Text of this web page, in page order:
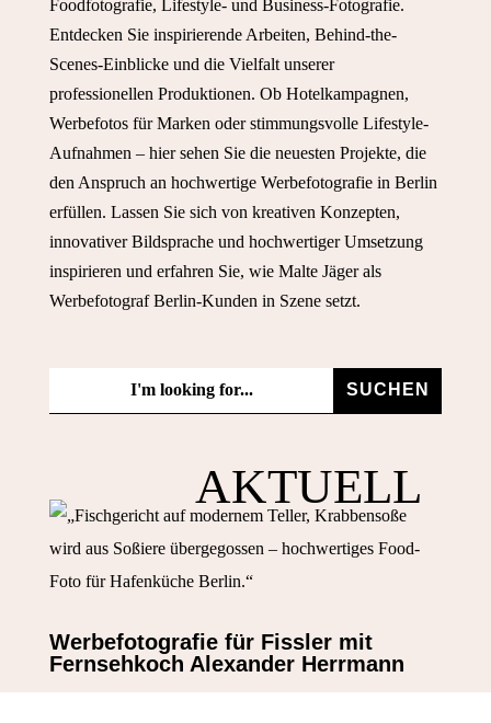
Foodfotografie, Lifestyle- und Business-Fotografie.
Entdecken Sie inspirierende Arbeiten, Behind-the-
Scenes-Einblicke und die Vielfalt unserer
professionellen Produktionen. Ob Hotelkampagnen,
Werbefotos für Marken oder stimmungsvolle Lifestyle-
Aufnahmen – hier sehen Sie die neuesten Projekte, die
den Anspruch an hochwertige Werbefotografie in Berlin
erfüllen. Lassen Sie sich von kreativen Konzepten,
innovativer Bildsprache und hochwertiger Umsetzung
inspirieren und erfahren Sie, wie Malte Jäger als
Werbefotograf Berlin-Kunden in Szene setzt.
AKTUELL
Werbefotografie für Fissler mit
Fernsehkoch Alexander Herrmann